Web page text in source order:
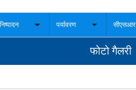
निष्पादन
submenu
पर्यावरण
Toggle
submenu
सीएसआर
फोटो गैलरी